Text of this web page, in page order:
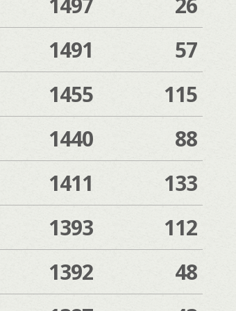
1491 57
1455 115
1440 88
1411 133
1393 112
1392 48